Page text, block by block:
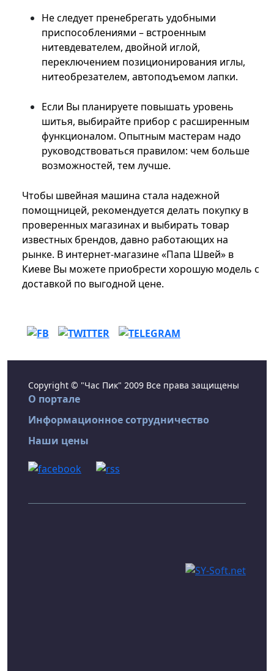
Не следует пренебрегать удобными
приспособлениями – встроенным
нитевдевателем, двойной иглой,
переключением позиционирования иглы,
нитеобрезателем, автоподъемом лапки.
Если Вы планируете повышать уровень
шитья, выбирайте прибор с расширенным
функционалом. Опытным мастерам надо
руководствоваться правилом: чем больше
возможностей, тем лучше.
Чтобы швейная машина стала надежной
помощницей, рекомендуется делать покупку в
проверенных магазинах и выбирать товар
известных брендов, давно работающих на
рынке. В интернет-магазине «Папа Швей» в
Киеве Вы можете приобрести хорошую модель с
доставкой по выгодной цене.
Copyright © "Час Пик" 2009 Все права защищены
О портале
Информационное сотрудничество
Наши цены